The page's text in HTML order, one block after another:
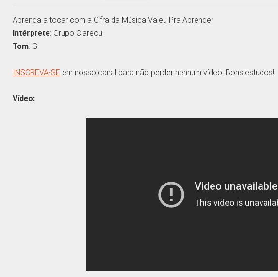
Aprenda a tocar com a Cifra da Música Valeu Pra Aprender
Intérprete: Grupo Clareou
Tom: G
INSCREVA-SE em nosso canal para não perder nenhum vídeo. Bons estudos!
Vídeo: